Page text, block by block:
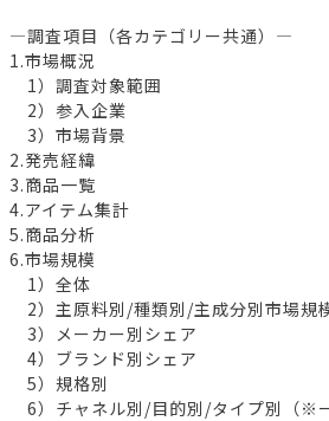
―調査項目（各カテゴリー共通）―
1.市場概況
1）調査対象範囲
2）参入企業
3）市場背景
2.発売経緯
3.商品一覧
4.アイテム集計
5.商品分析
6.市場規模
1）全体
2）主原料別/種類別/主成分別市場規
3）メーカー別シェア
4）ブランド別シェア
5）規格別
6）チャネル別/目的別/タイプ別（※